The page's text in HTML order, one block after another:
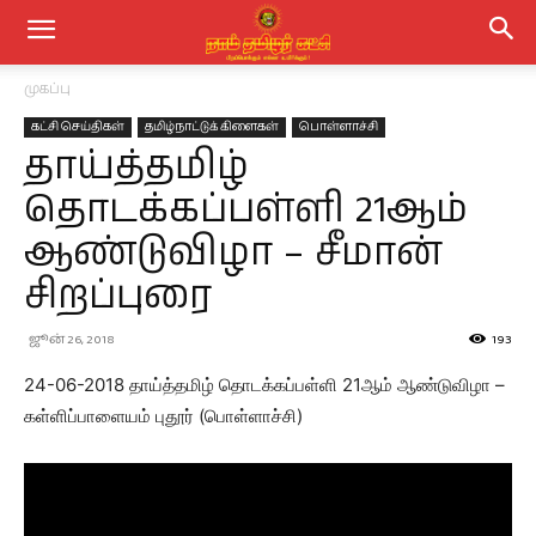
முகப்பு
கட்சி செய்திகள் தமிழ்நாட்டுக் கிளைகள் பொள்ளாச்சி
தாய்த்தமிழ்
தொடக்கப்பள்ளி 21ஆம்
ஆண்டுவிழா – சீமான்
சிறப்புரை
ஜூன் 26, 2018 193
24-06-2018 தாய்த்தமிழ் தொடக்கப்பள்ளி 21ஆம் ஆண்டுவிழா –
கள்ளிப்பாளையம் புதூர் (பொள்ளாச்சி)